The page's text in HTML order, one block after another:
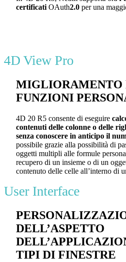
certificatiOAuth2.0 per una
4D View Pro
MIGLIORAMENTO
FUNZIONI
4D 20 R5 consente di eseguire
contenuti delle colonne o delle
senza conoscere in anticipo il
possibile grazie alla possibilità di
oggetti multipli alle formule
recupero di un insieme o di un
contenuto delle celle all’interno di
User Interface
DELL’ASPETTO
TIPI DI FINESTRE